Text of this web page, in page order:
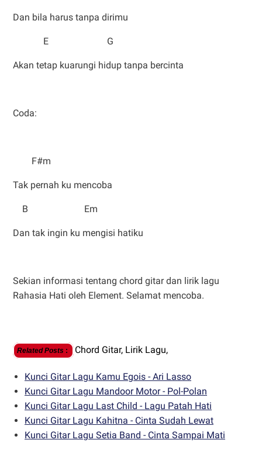
Dan bila harus tanpa dirimu
E G
Akan tetap kuarungi hidup tanpa bercinta
Coda:
F#m
Tak pernah ku mencoba
B Em
Dan tak ingin ku mengisi hatiku
Sekian informasi tentang chord gitar dan lirik lagu
Rahasia Hati oleh Element. Selamat mencoba.
Related Posts : Chord Gitar, Lirik Lagu,
Kunci Gitar Lagu Kamu Egois - Ari Lasso
Kunci Gitar Lagu Mandoor Motor - Pol-Polan
Kunci Gitar Lagu Last Child - Lagu Patah Hati
Kunci Gitar Lagu Kahitna - Cinta Sudah Lewat
Kunci Gitar Lagu Setia Band - Cinta Sampai Mati